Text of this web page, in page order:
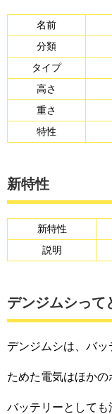
名前
分類
タイプ
高さ
重さ
特性
新特性
新特性
説明
デンジムシって
デンジムシは、バ
ためた電気はほかの
バッテリーとしても